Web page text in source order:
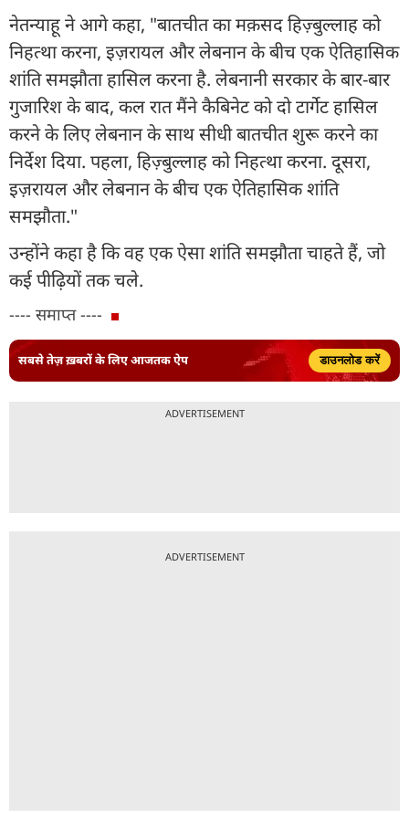
नेतन्याहू ने आगे कहा, "बातचीत का मक़सद हिज़्बुल्लाह को
निहत्था करना, इज़रायल और लेबनान के बीच एक ऐतिहासिक
शांति समझौता हासिल करना है. लेबनानी सरकार के बार-बार
गुजारिश के बाद, कल रात मैंने कैबिनेट को दो टार्गेट हासिल
करने के लिए लेबनान के साथ सीधी बातचीत शुरू करने का
निर्देश दिया. पहला, हिज़्बुल्लाह को निहत्था करना. दूसरा,
इज़रायल और लेबनान के बीच एक ऐतिहासिक शांति
समझौता."
उन्होंने कहा है कि वह एक ऐसा शांति समझौता चाहते हैं, जो
कई पीढ़ियों तक चले.
---- समाप्त ----
सबसे तेज़ ख़बरों के लिए आजतक ऐप डाउनलोड करें
ADVERTISEMENT
ADVERTISEMENT